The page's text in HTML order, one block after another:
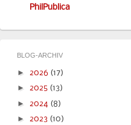
PhilPublica
BLOG-ARCHIV
► 2026 (17)
► 2025 (13)
► 2024 (8)
► 2023 (10)